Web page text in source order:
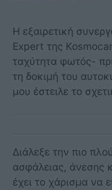
Η εξαιρετική
Expert της
ταχύτητα φωτός-
τη δοκιμή του
μου έστειλε το
Διάλεξε την πιο
ασφάλειας, άνεσης
έχει το χάρισμα να